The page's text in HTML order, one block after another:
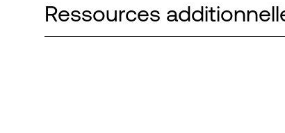
Ressources